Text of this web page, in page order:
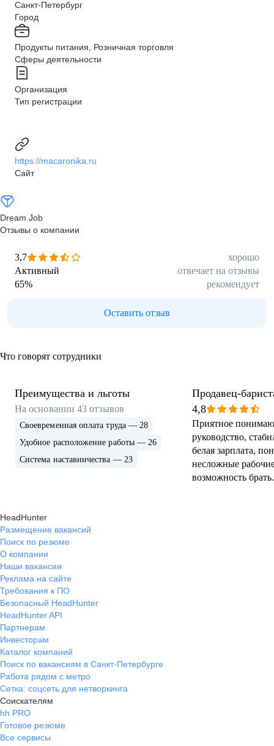
Санкт-Петербург
Город
Продукты питания, Розничная торговля
Сферы деятельности
Организация
Тип регистрации
https://macaronika.ru
Сайт
Dream Job
Отзывы о компании
3,7
хорошо
Активный
отвечает на отзывы
65% рекомендует
Оставить отзыв
Что говорят сотрудники
Преимущества и льготы
На основании43 отзывов
Своевременная оплата труда — 28
Удобное расположение работы — 26
Система наставничества — 23
Продавец-
4,8
Приятное
руководство,
белая зарплата,
несложные
возможность брать
HeadHunter
Размещение вакансий
Поиск по резюме
О компании
Наши вакансии
Реклама на сайте
Требования к ПО
Безопасный HeadHunter
HeadHunter API
Партнерам
Инвесторам
Каталог компаний
Поиск по вакансиям в Санкт-Петербурге
Работа рядом с метро
Сетка: соцсеть для нетворкинга
Соискателям
hh PRO
Готовое резюме
Все сервисы